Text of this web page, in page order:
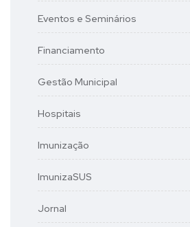
Eventos e Seminários
Financiamento
Gestão Municipal
Hospitais
Imunização
ImunizaSUS
Jornal